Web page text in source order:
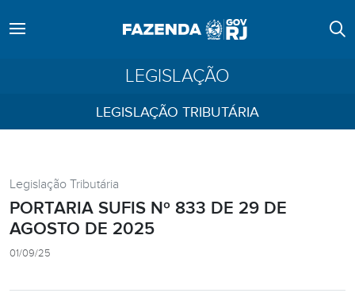
LEGISLAÇÃO
LEGISLAÇÃO TRIBUTÁRIA
Legislação Tributária
PORTARIA SUFIS Nº 833 DE 29 DE
AGOSTO DE 2025
01/09/25